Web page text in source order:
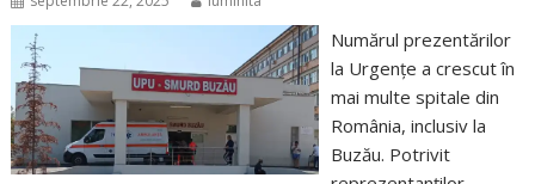
Numărul prezentărilor
la Urgențe a crescut în
mai multe spitale din
România, inclusiv la
Buzău. Potrivit